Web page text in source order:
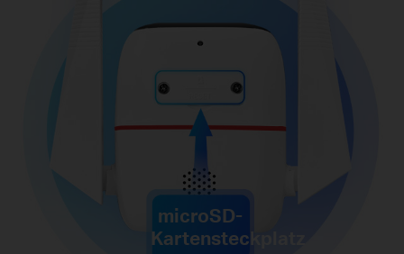
microSD-
Kartensteckplatz